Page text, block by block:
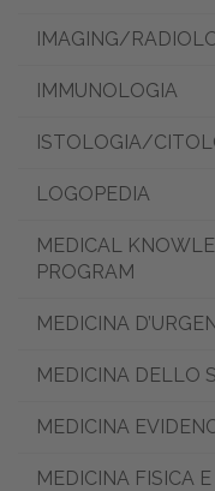
IMAGING/
IMMUNOLOGIA
ISTOLOGIA/
LOGOPEDIA
MEDICAL
PROGRAM
MEDICINA
MEDICINA DELLO
MEDICINA
MEDICINA FISICA